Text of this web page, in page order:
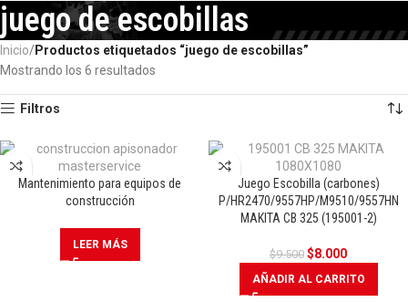
juego de escobillas
Inicio
Productos etiquetados “juego de escobillas”
Mostrando los 6 resultados
Filtros
Mantenimiento para equipos de
construcción
LEER MÁS
OFERTA
Juego Escobilla (carbones)
P/HR2470/9557HP/M9510/9557HN
MAKITA CB 325 (195001-2)
$9.500 $8.000
AÑADIR AL CARRITO